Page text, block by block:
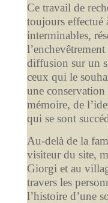
Ce travail de
toujours effectué
interminables,
diffusion sur un
ceux qui le
une conservation
mémoire, de
qui se sont
Au-delà de la
visiteur du site,
Giorgi et au
travers les
l’histoire d’une